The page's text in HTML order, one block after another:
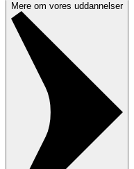
Mere om vores uddannelser